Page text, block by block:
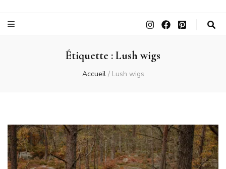
Étiquette :Lush wigs
Accueil / Lush wigs